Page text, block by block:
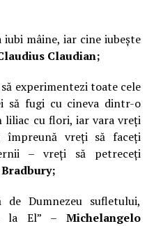
mâine, iar cine iubește
Claudian;
experimentezi toate cele
să fugi cu cineva dintr-o
liliac cu flori, iar vara vreți
vreți să faceți
– vreți să petreceți
Bradbury;
Dumnezeu sufletului,
la El” –Michelangelo